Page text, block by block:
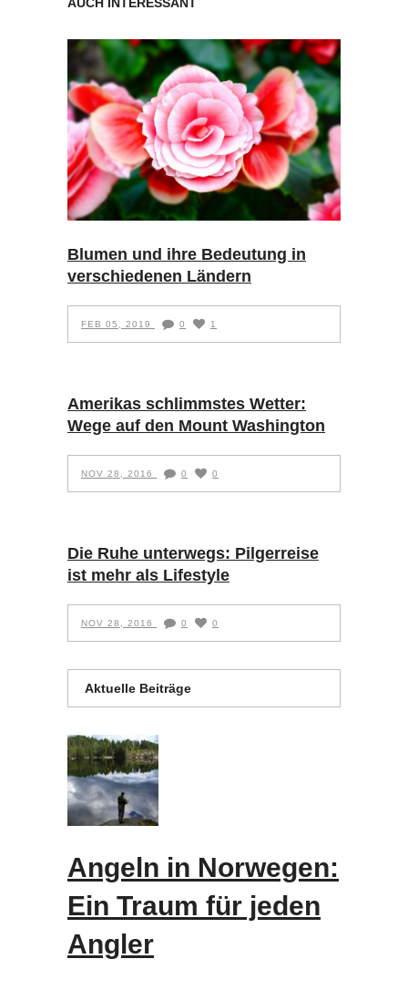
Blumen und ihre Bedeutung in
verschiedenen Ländern
FEB 05, 2019 0 1
Amerikas schlimmstes Wetter:
Wege auf den Mount Washington
NOV 28, 2016 0 0
Die Ruhe unterwegs: Pilgerreise
ist mehr als Lifestyle
NOV 28, 2016 0 0
Aktuelle Beiträge
Angeln in Norwegen:
Ein Traum für jeden
Angler